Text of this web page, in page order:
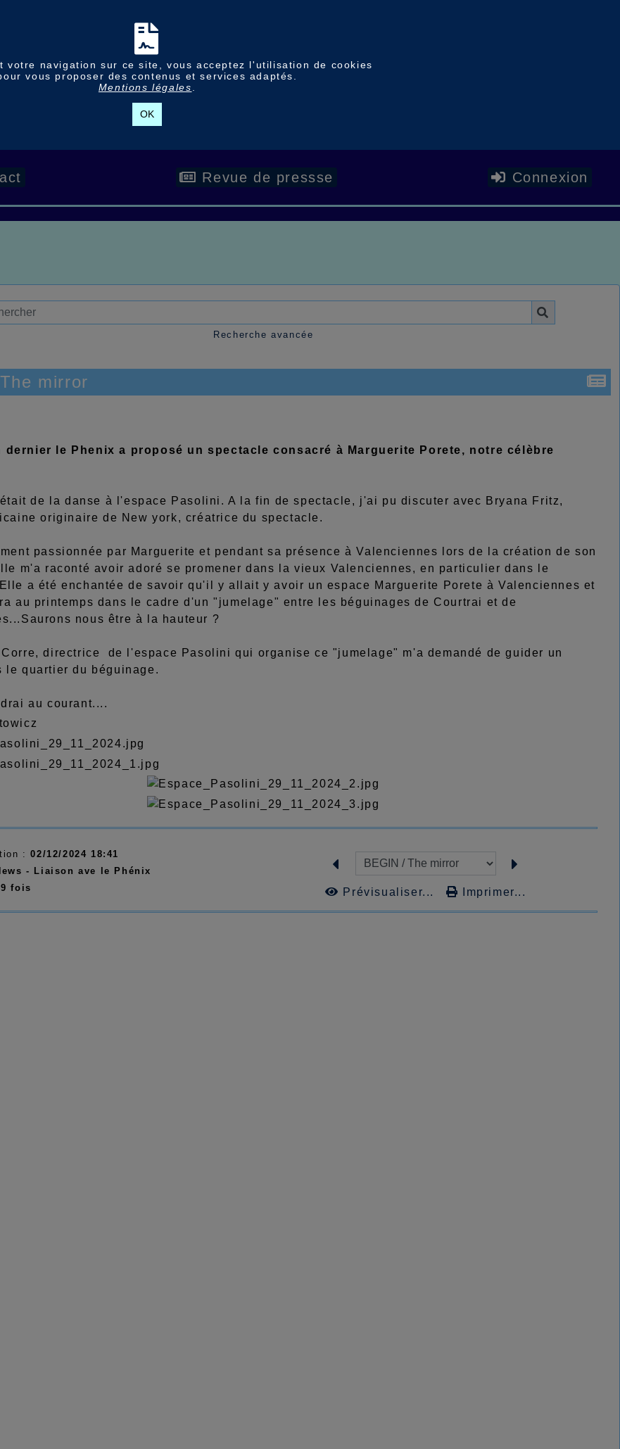
votre navigation sur ce site, vous acceptez l'utilisation de cookies
vous proposer des contenus et services adaptés.
Mentions légales
OK
Revue de pressse Connexion
Recherche avancée
mirror
dernier le Phenix a proposé un spectacle consacré à Marguerite Porete, notre célèbre
de la danse à l'espace Pasolini. A la fin de spectacle, j'ai pu discuter avec Bryana Fritz,
originaire de New york, créatrice du spectacle.
passionnée par Marguerite et pendant sa présence à Valenciennes lors de la création de son
m'a raconté avoir adoré se promener dans la vieux Valenciennes, en particulier dans le
a été enchantée de savoir qu'il y allait y avoir un espace Marguerite Porete à Valenciennes et
au printemps dans le cadre d'un "jumelage" entre les béguinages de Courtrai et de
nous être à la hauteur ?
directrice de l'espace Pasolini qui organise ce "jumelage" m'a demandé de guider un
le quartier du béguinage.
au courant....
:02/12/2024 18:41
- Liaison ave le Phénix
fois Prévisualiser... Imprimer...